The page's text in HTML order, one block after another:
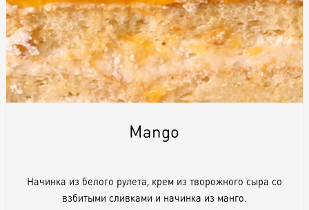
Raw & Vegan
Торты / Пирожные
Mango
Начинка из белого рулета, крем из творожного сыра со
взбитыми сливками и начинка из манго.